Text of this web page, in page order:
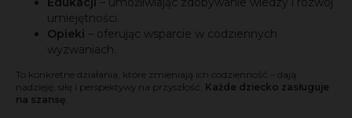
umiejętności.
Opieki – oferując wsparcie w codziennych
wyzwaniach.
To konkretne działania, które zmieniają ich codzienność – dają
nadzieję, siłę i perspektywy na przyszłość. Każde dziecko zasługuje
na szansę